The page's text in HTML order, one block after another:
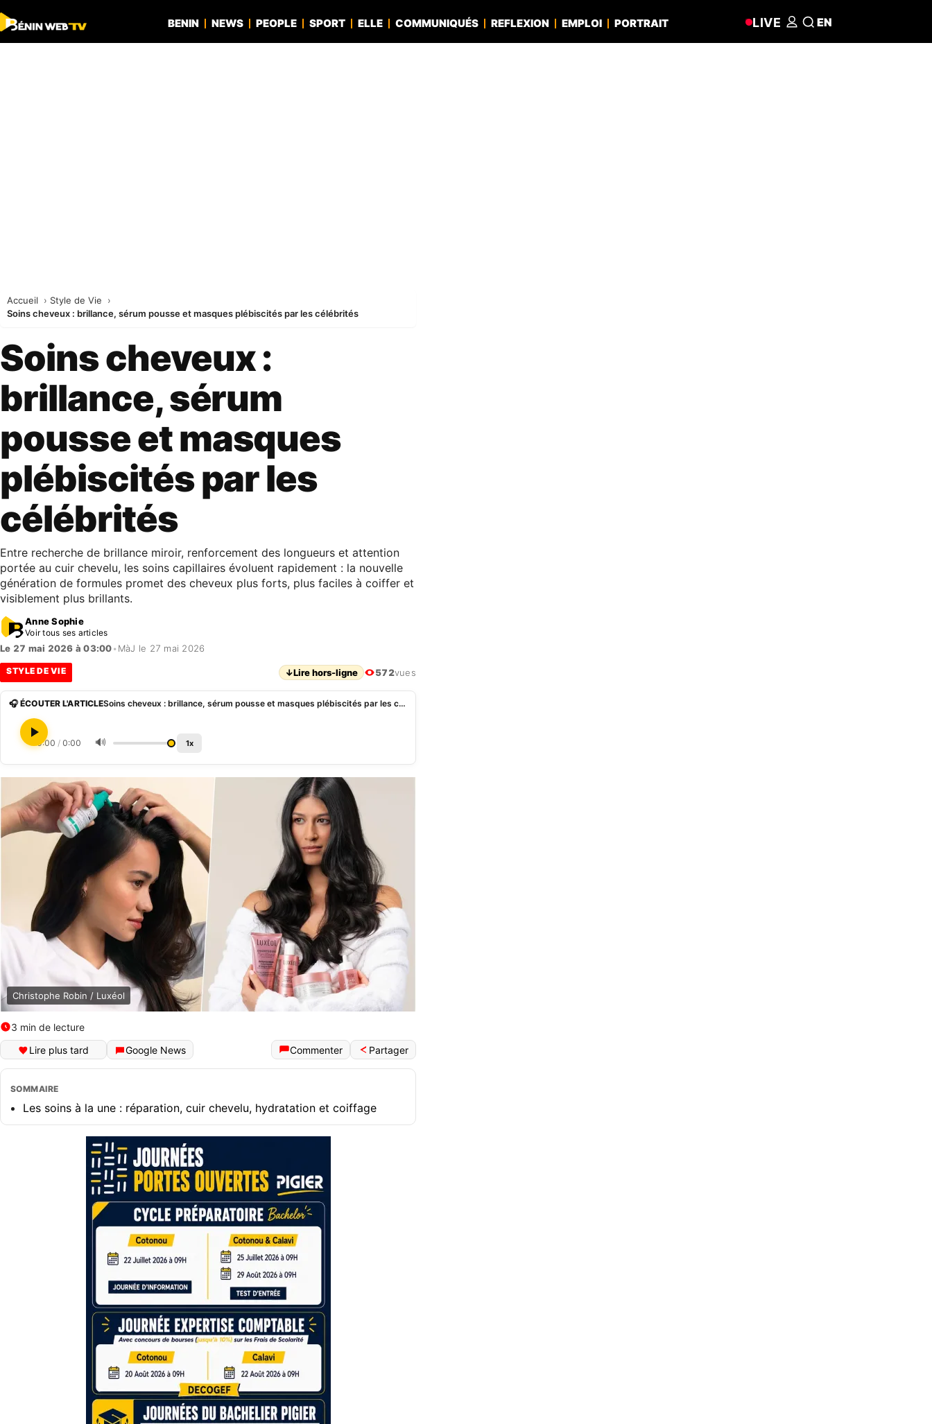
BENIN NEWS PEOPLE SPORT ELLE COMMUNIQUÉS REFLEXION EMPLOI PORTRAIT LIVE EN
Accueil
Style de Vie
Soins cheveux : brillance, sérum pousse et masques plébiscités par les célébrités
Soins cheveux :
brillance, sérum
pousse et masques
plébiscités par les
célébrités
Entre recherche de brillance miroir, renforcement des longueurs et attention
portée au cuir chevelu, les soins capillaires évoluent rapidement : la nouvelle
génération de formules promet des cheveux plus forts, plus faciles à coiffer et
visiblement plus brillants.
Anne Sophie
Voir tous ses articles
Le 27 mai 2026 à 03:00• MàJ le 27 mai 2026
STYLE DE VIE ↓Lire hors-ligne 572vues
🎧 ÉCOUTER L'ARTICLE Soins cheveux : brillance, sérum pousse et masques plébiscités par les célébrités
0:00 / 0:00 🔊 1x
Christophe Robin / Luxéol
3 min de lecture
Lire plus tard
Google News Commenter Partager
SOMMAIRE
Les soins à la une : réparation, cuir chevelu, hydratation et coiffage